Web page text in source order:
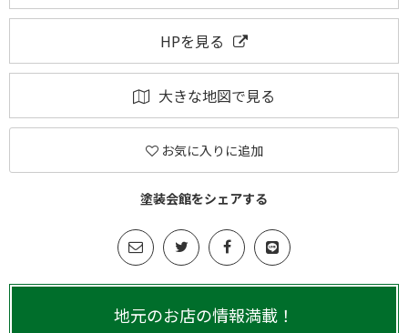
HPを見る
大きな地図で見る
お気に入りに追加
塗装会館をシェアする
地元のお店の情報満載！